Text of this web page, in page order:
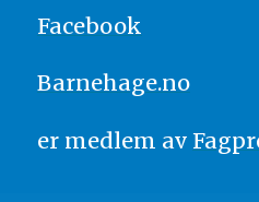
Facebook
Barnehage.no
er medlem av